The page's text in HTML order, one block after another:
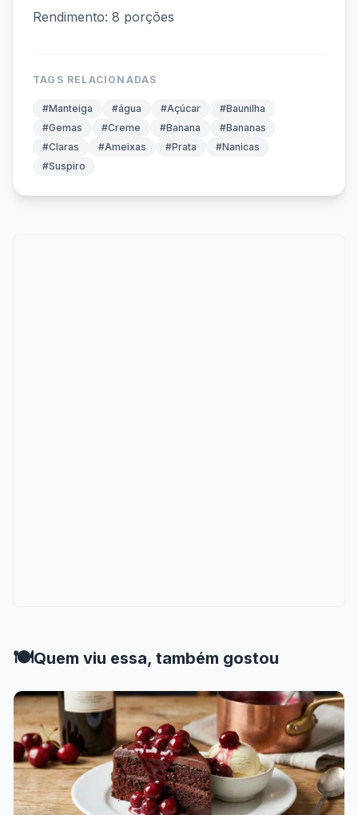
Rendimento: 8 porções
TAGS RELACIONADAS
#Manteiga #água #Açúcar
#Baunilha
#Gemas
#Creme #Banana
#Bananas
#Claras
#Ameixas #Prata
#Nanicas
#Suspiro
🍽️Quem viu essa, também gostou